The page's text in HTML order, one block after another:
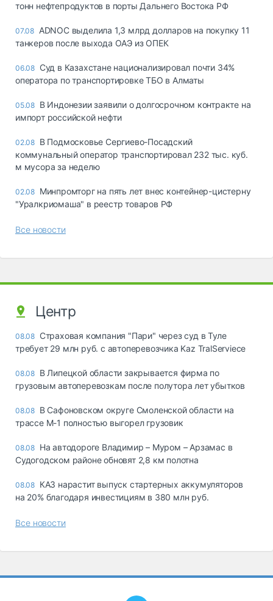
тонн нефтепродуктов в порты Дальнего Востока РФ
07.08 ADNOC выделила 1,3 млрд долларов на покупку 11
танкеров после выхода ОАЭ из ОПЕК
06.08 Суд в Казахстане национализировал почти 34%
оператора по транспортировке ТБО в Алматы
05.08 В Индонезии заявили о долгосрочном контракте на
импорт российской нефти
02.08 В Подмосковье Сергиево-Посадский
коммунальный оператор транспортировал 232 тыс. куб.
м мусора за неделю
02.08 Минпромторг на пять лет внес контейнер-цистерну
"Уралкриомаша" в реестр товаров РФ
Все новости
Центр
08.08 Страховая компания "Пари" через суд в Туле
требует 29 млн руб. с автоперевозчика Kaz TralServiece
08.08 В Липецкой области закрывается фирма по
грузовым автоперевозкам после полутора лет убытков
08.08 В Сафоновском округе Смоленской области на
трассе М-1 полностью выгорел грузовик
08.08 На автодороге Владимир – Муром – Арзамас в
Судогодском районе обновят 2,8 км полотна
08.08 КАЗ нарастит выпуск стартерных аккумуляторов
на 20% благодаря инвестициям в 380 млн руб.
Все новости